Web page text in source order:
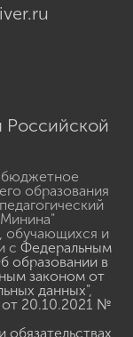
Российской
бюджетное
образования
обучающихся и
с Федеральным
образовании в
законом от
данных",
от 20.10.2021 №